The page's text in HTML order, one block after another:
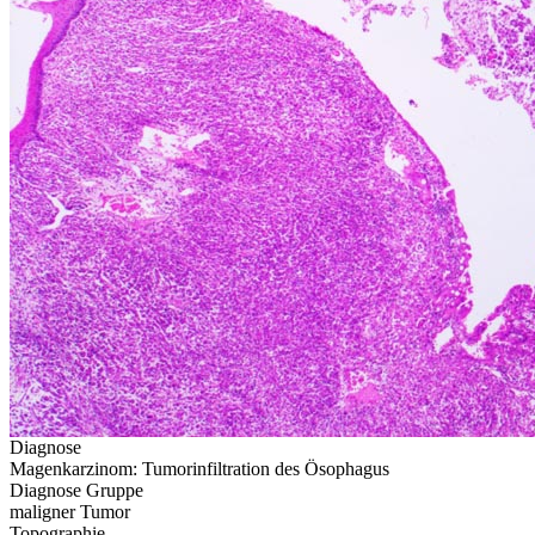
Diagnose
Magenkarzinom: Tumorinfiltration des Ösophagus
Diagnose Gruppe
maligner Tumor